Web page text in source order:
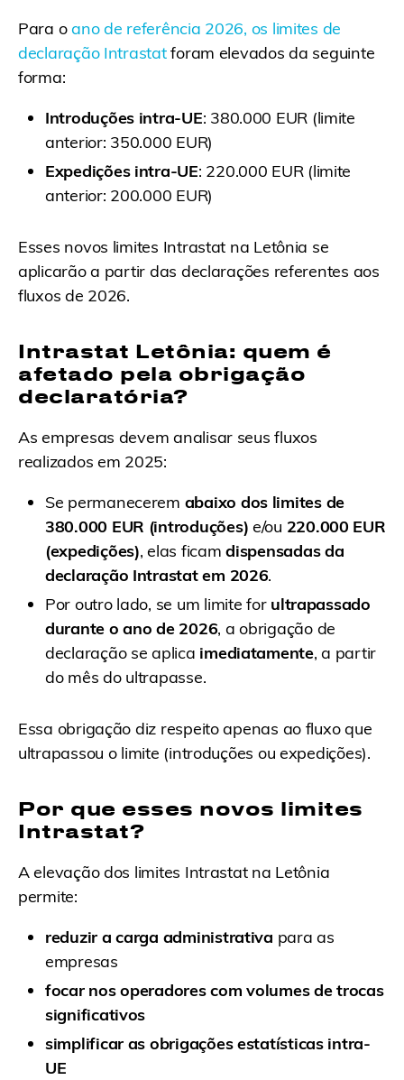
Para oano de referência 2026, os limites de
declaração Intrastatforam elevados da seguinte
forma:
Introduções intra-UE: 380.000 EUR (limite
anterior: 350.000 EUR)
Expedições intra-UE: 220.000 EUR (limite
anterior: 200.000 EUR)
Esses novos limites Intrastat na Letônia se
aplicarão a partir das declarações referentes aos
fluxos de 2026.
Intrastat Letônia: quem é
afetado pela obrigação
declaratória?
As empresas devem analisar seus fluxos
realizados em 2025:
Se permanecerem abaixo dos limites de
380.000 EUR (introduções) e/ou 220.000 EUR
(expedições), elas ficamdispensadas da
declaração Intrastat em 2026.
Por outro lado, se um limite for ultrapassado
durante o ano de 2026, a obrigação de
declaração se aplica imediatamente, a partir
do mês do ultrapasse.
Essa obrigação diz respeito apenas ao fluxo que
ultrapassou o limite (introduções ou expedições).
Por que esses novos limites
Intrastat?
A elevação dos limites Intrastat na Letônia
permite:
reduzir a carga administrativa para as
empresas
focar nos operadores com volumes de trocas
significativos
simplificar as obrigações estatísticas intra-
UE